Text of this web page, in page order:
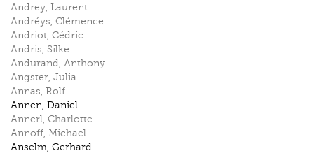
Andrey, Laurent
Andréys, Clémence
Andriot, Cédric
Andris, Silke
Andurand, Anthony
Angster, Julia
Annas, Rolf
Annen, Daniel
Annerl, Charlotte
Annoff, Michael
Anselm, Gerhard